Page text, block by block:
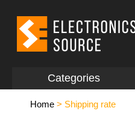
Categories
Home > Shipping rate